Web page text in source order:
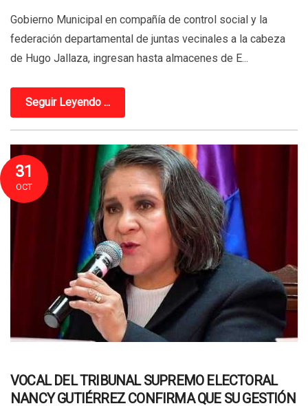
Gobierno Municipal en compañía de control social y la
federación departamental de juntas vecinales a la cabeza
de Hugo Jallaza, ingresan hasta almacenes de E...
Seguir Leyendo ...
31
OCT
VOCAL DEL TRIBUNAL SUPREMO ELECTORAL
NANCY GUTIÉRREZ CONFIRMA QUE SU GESTIÓN